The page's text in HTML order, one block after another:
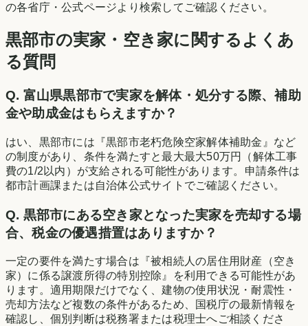
の各省庁・公式ページより検索してご確認ください。
黒部市の実家・空き家に関するよくあ
る質問
Q. 富山県黒部市で実家を解体・処分する際、補助
金や助成金はもらえますか？
はい、黒部市には『黒部市老朽危険空家解体補助金』など
の制度があり、条件を満たすと最大最大50万円（解体工事
費の1/2以内）が支給される可能性があります。申請条件は
都市計画課または自治体公式サイトでご確認ください。
Q. 黒部市にある空き家となった実家を売却する場
合、税金の優遇措置はありますか？
一定の要件を満たす場合は『被相続人の居住用財産（空き
家）に係る譲渡所得の特別控除』を利用できる可能性があ
ります。適用期限だけでなく、建物の使用状況・耐震性・
売却方法など複数の条件があるため、国税庁の最新情報を
確認し、個別判断は税務署または税理士へご相談くださ